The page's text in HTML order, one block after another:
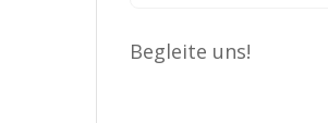
Begleite uns!